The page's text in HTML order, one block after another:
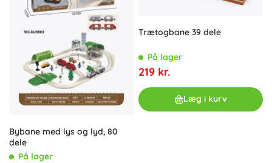
Bybane med lys og lyd, 80
dele
På lager
Trætogbane 39 dele
På lager
219 kr.
Læg i kurv